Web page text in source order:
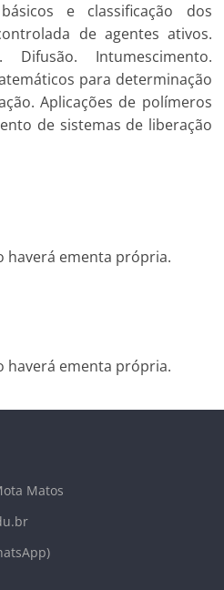
e classificação dos
de agentes ativos.
Intumescimento.
para determinação
Aplicações de polímeros
de sistemas de liberação
haverá ementa própria.
haverá ementa própria.
Matos